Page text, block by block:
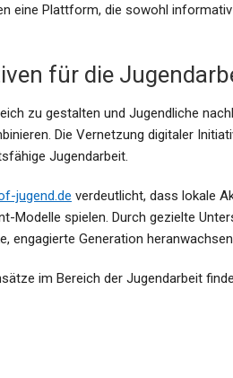
eine Plattform, die sowohl
für die
zu gestalten und Jugendliche
Die Vernetzung digitaler
Jugendarbeit.
jugend.de verdeutlicht, dass lokale
Modelle spielen. Durch gezielte
engagierte Generation
im Bereich der Jugendarbeit